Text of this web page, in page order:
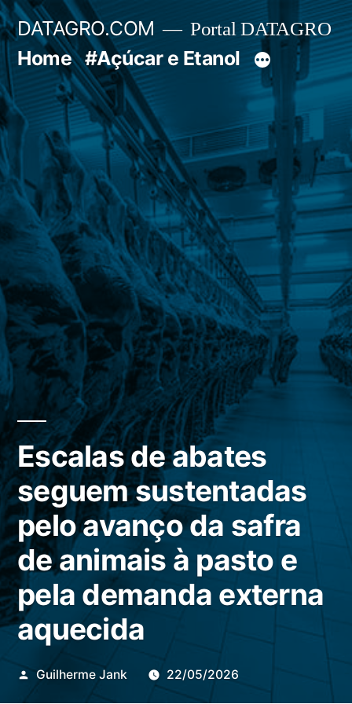
Pular
para
o
conteúdo
DATAGRO.COM Portal DATAGRO
Home #Açúcar e Etanol
Escalas de abates
seguem sustentadas
pelo avanço da safra
de animais à pasto e
pela demanda externa
aquecida
Publicado
Guilherme Jank 22/05/2026